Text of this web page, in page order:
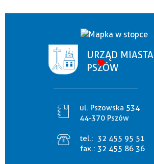
URZĄD MIASTA
PSZÓW
ul. Pszowska 534
44-370 Pszów
tel.: 32 455 95 51
fax.: 32 455 86 36